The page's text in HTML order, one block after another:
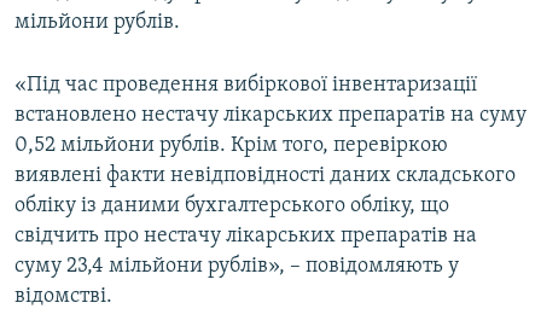
мільйони рублів.
«Під час проведення вибіркової інвентаризації
встановлено нестачу лікарських препаратів на суму
0,52 мільйони рублів. Крім того, перевіркою
виявлені факти невідповідності даних складського
обліку із даними бухгалтерського обліку, що
свідчить про нестачу лікарських препаратів на
суму 23,4 мільйони рублів», – повідомляють у
відомстві.